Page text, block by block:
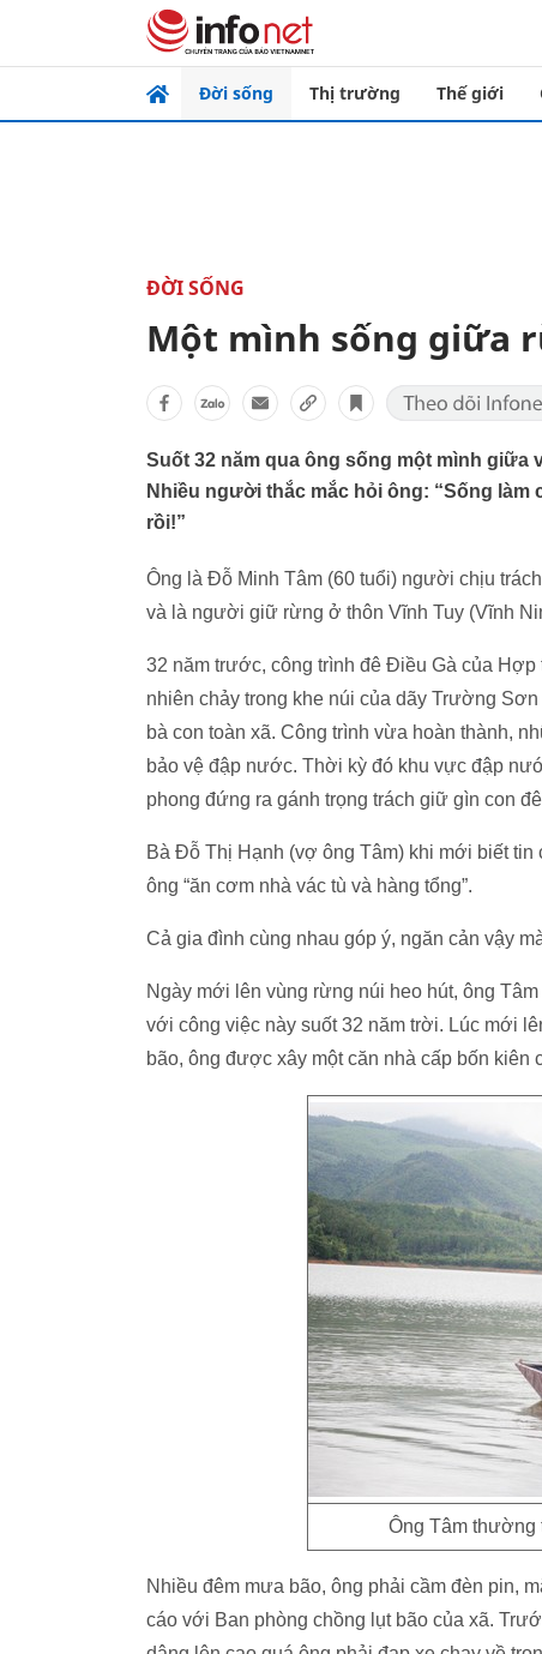
Đời sống Thị trường Thế giới
ĐỜI SỐNG
Một mình sống giữa
Suốt 32 năm qua ông sống một mình
Nhiều người thắc mắc hỏi ông: “Sống làm
rồi!”
Ông là Đỗ Minh Tâm (60 tuổi) người chịu
và là người giữ rừng ở thôn Vĩnh Tuy (Vĩnh
32 năm trước, công trình đê Điều Gà của
nhiên chảy trong khe núi của dãy Trường
bà con toàn xã. Công trình vừa hoàn thành,
bảo vệ đập nước. Thời kỳ đó khu vực đập
phong đứng ra gánh trọng trách giữ gìn con
Bà Đỗ Thị Hạnh (vợ ông Tâm) khi mới biết
ông “ăn cơm nhà vác tù và hàng tổng”.
Cả gia đình cùng nhau góp ý, ngăn cản vậy
Ngày mới lên vùng rừng núi heo hút, ông
với công việc này suốt 32 năm trời. Lúc mới
bão, ông được xây một căn nhà cấp bốn kiên
Ông Tâm thường
Nhiều đêm mưa bão, ông phải cầm đèn pin,
cáo với Ban phòng chồng lụt bão của xã.